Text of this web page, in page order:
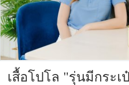
เสื้อโปโล "รุ่นมีกระเ